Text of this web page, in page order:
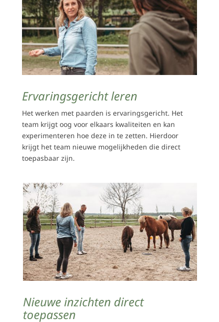
Ervaringsgericht leren
Het werken met paarden is ervaringsgericht. Het
team krijgt oog voor elkaars kwaliteiten en kan
experimenteren hoe deze in te zetten. Hierdoor
krijgt het team nieuwe mogelijkheden die direct
toepasbaar zijn.
Nieuwe inzichten direct
toepassen